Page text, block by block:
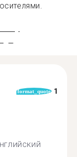
format_quote 1